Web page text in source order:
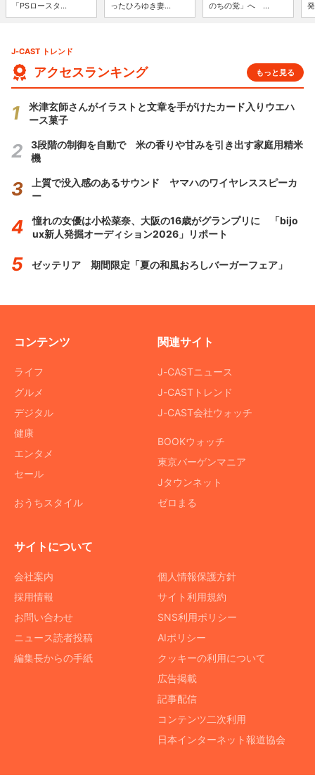
「PSロースタ...
ったひろゆき妻...
のちの党」へ ...
J-CAST トレンド
アクセスランキング もっと見る
米津玄師さんがイラストと文章を手がけたカード入りウエハ
ース菓子
3段階の制御を自動で 米の香りや甘みを引き出す家庭用精米
機
上質で没入感のあるサウンド ヤマハのワイヤレススピーカ
ー
憧れの女優は小松菜奈、大阪の16歳がグランプリに 「bijo
ux新人発掘オーディション2026」リポート
ゼッテリア 期間限定「夏の和風おろしバーガーフェア」
コンテンツ
ライフ
グルメ
デジタル
健康
エンタメ
セール
おうちスタイル
関連サイト
J-CASTニュース
J-CASTトレンド
J-CAST会社ウォッチ
BOOKウォッチ
東京バーゲンマニア
Jタウンネット
ゼロまる
サイトについて
会社案内
採用情報
お問い合わせ
ニュース読者投稿
編集長からの手紙
個人情報保護方針
サイト利用規約
SNS利用ポリシー
AIポリシー
クッキーの利用について
広告掲載
記事配信
コンテンツ二次利用
日本インターネット報道協会